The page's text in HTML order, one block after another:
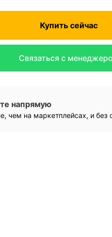
Купить сейчас
Связаться с
напрямую
чем на маркетплейсах, и без